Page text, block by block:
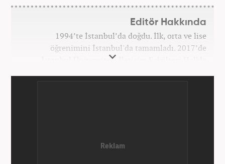
Editör Hakkında
1994’te İstanbul’da doğdu. İlk, orta ve lise
öğrenimini İstanbul'da tamamladı. 2017’de
İstanbul Üniversitesi İletişim Fakültesi Halkla